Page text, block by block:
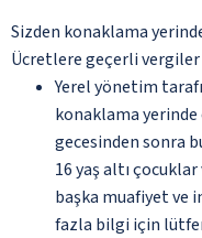
Sizden konaklama
Ücretlere geçerli
Yerel yönetim
konaklama
gecesinden sonra
16 yaş altı
başka muafiyet ve
fazla bilgi için